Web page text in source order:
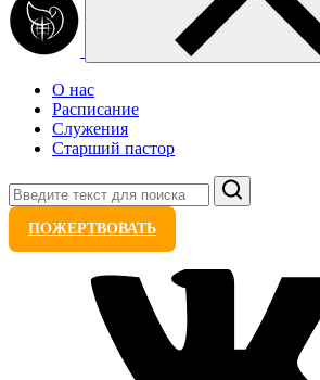
О нас
Расписание
Служения
Старший пастор
Поиск
ПОЖЕРТВОВАТЬ